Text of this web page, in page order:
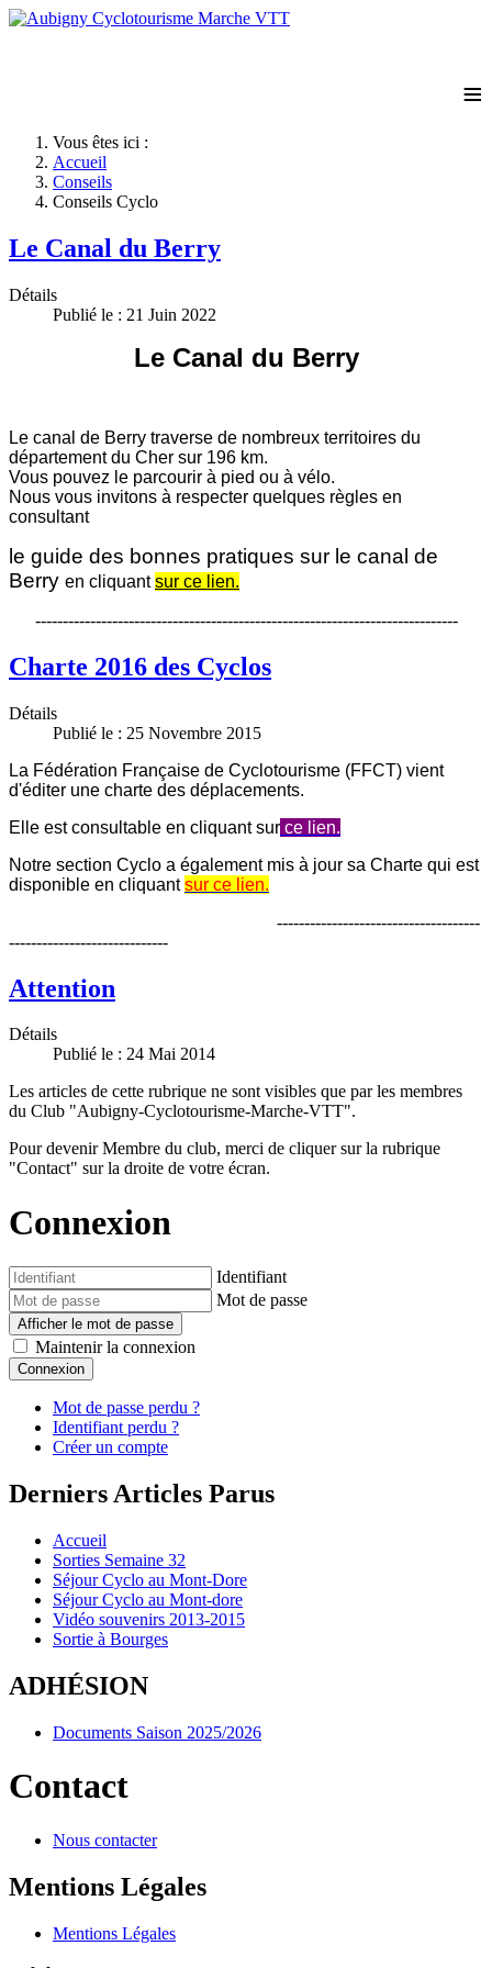
≡
Vous êtes ici :
Accueil
Conseils
Conseils Cyclo
Le Canal du Berry
Détails
Publié le : 21 Juin 2022
Le Canal du Berry
Le canal de Berry traverse de nombreux territoires du
département du Cher sur 196 km.
Vous pouvez le parcourir à pied ou à vélo.
Nous vous invitons à respecter quelques règles en
consultant
le guide des bonnes pratiques sur le canal de
Berry en cliquantsur ce lien.
-----------------------------------------------------------------------------
Charte 2016 des Cyclos
Détails
Publié le : 25 Novembre 2015
La Fédération Française de Cyclotourisme (FFCT) vient
d'éditer une charte des déplacements.
Elle est consultable en cliquant sur ce lien.
Notre section Cyclo a également mis à jour sa Charte qui est
disponible en cliquantsur ce lien.
-------------------------------------
-----------------------------
Attention
Détails
Publié le : 24 Mai 2014
Les articles de cette rubrique ne sont visibles que par les membres
du Club "Aubigny-Cyclotourisme-Marche-VTT".
Pour devenir Membre du club, merci de cliquer sur la rubrique
"Contact" sur la droite de votre écran.
Connexion
Identifiant
Mot de passe
Afficher le mot de passe
Maintenir la connexion
Connexion
Mot de passe perdu ?
Identifiant perdu ?
Créer un compte
Derniers Articles Parus
Accueil
Sorties Semaine 32
Séjour Cyclo au Mont-Dore
Séjour Cyclo au Mont-dore
Vidéo souvenirs 2013-2015
Sortie à Bourges
ADHÉSION
Documents Saison 2025/2026
Contact
Nous contacter
Mentions Légales
Mentions Légales